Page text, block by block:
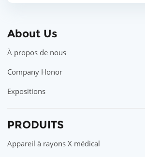
About Us
À propos de nous
Company Honor
Expositions
PRODUITS
Appareil à rayons X médical